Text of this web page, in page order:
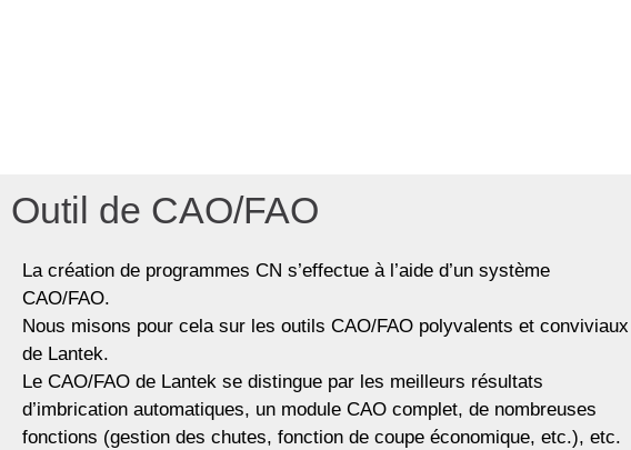
Outil de CAO/FAO
La création de programmes CN s’effectue à l’aide d’un système
CAO/FAO.
Nous misons pour cela sur les outils CAO/FAO polyvalents et conviviaux
de Lantek.
Le CAO/FAO de Lantek se distingue par les meilleurs résultats
d’imbrication automatiques, un module CAO complet, de nombreuses
fonctions (gestion des chutes, fonction de coupe économique, etc.), etc.